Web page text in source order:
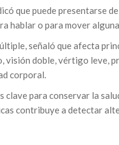
que puede presentarse
hablar o para mover
señaló que afecta
visión doble, vértigo leve,
corporal.
clave para conservar la
contribuye a detectar